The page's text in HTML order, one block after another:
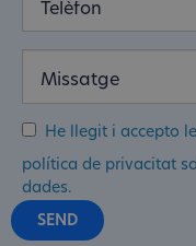
He llegit i accepto
política de privacitat
dades.